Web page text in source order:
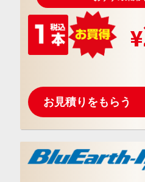
お見積りをもらう